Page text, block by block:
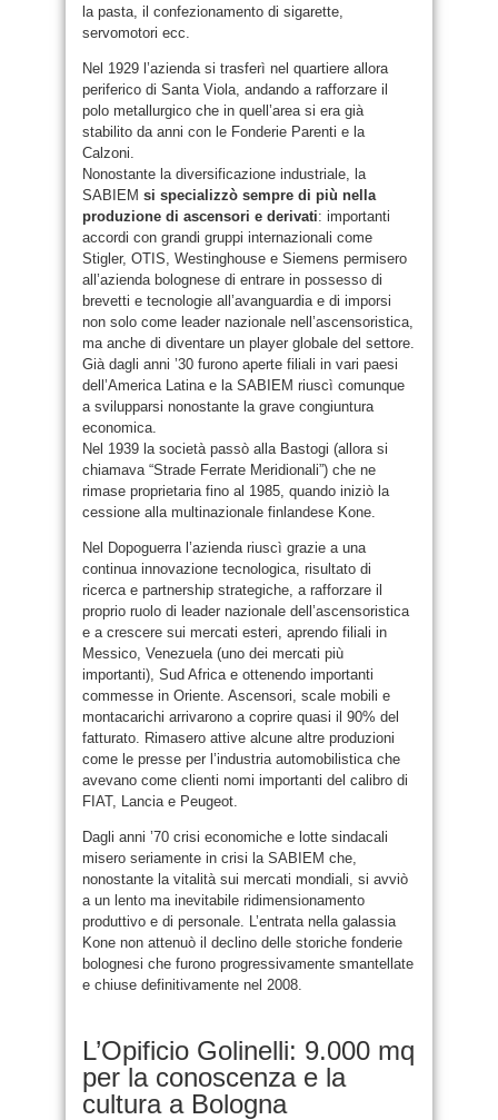
la pasta, il confezionamento di sigarette,
servomotori ecc.
Nel 1929 l’azienda si trasferì nel quartiere allora
periferico di Santa Viola, andando a rafforzare il
polo metallurgico che in quell’area si era già
stabilito da anni con le Fonderie Parenti e la
Calzoni.
Nonostante la diversificazione industriale, la
SABIEM si specializzò sempre di più nella
produzione di ascensori e derivati: importanti
accordi con grandi gruppi internazionali come
Stigler, OTIS, Westinghouse e Siemens permisero
all’azienda bolognese di entrare in possesso di
brevetti e tecnologie all’avanguardia e di imporsi
non solo come leader nazionale nell’ascensoristica,
ma anche di diventare un player globale del settore.
Già dagli anni ’30 furono aperte filiali in vari paesi
dell’America Latina e la SABIEM riuscì comunque
a svilupparsi nonostante la grave congiuntura
economica.
Nel 1939 la società passò alla Bastogi (allora si
chiamava “Strade Ferrate Meridionali”) che ne
rimase proprietaria fino al 1985, quando iniziò la
cessione alla multinazionale finlandese Kone.
Nel Dopoguerra l’azienda riuscì grazie a una
continua innovazione tecnologica, risultato di
ricerca e partnership strategiche, a rafforzare il
proprio ruolo di leader nazionale dell’ascensoristica
e a crescere sui mercati esteri, aprendo filiali in
Messico, Venezuela (uno dei mercati più
importanti), Sud Africa e ottenendo importanti
commesse in Oriente. Ascensori, scale mobili e
montacarichi arrivarono a coprire quasi il 90% del
fatturato. Rimasero attive alcune altre produzioni
come le presse per l’industria automobilistica che
avevano come clienti nomi importanti del calibro di
FIAT, Lancia e Peugeot.
Dagli anni ’70 crisi economiche e lotte sindacali
misero seriamente in crisi la SABIEM che,
nonostante la vitalità sui mercati mondiali, si avviò
a un lento ma inevitabile ridimensionamento
produttivo e di personale. L’entrata nella galassia
Kone non attenuò il declino delle storiche fonderie
bolognesi che furono progressivamente smantellate
e chiuse definitivamente nel 2008.
L’Opificio Golinelli: 9.000 mq
per la conoscenza e la
cultura a Bologna